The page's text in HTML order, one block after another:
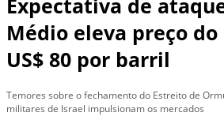
Expectativa de
Médio eleva preço
US$ 80 por barril
Temores sobre o fechamento do Estreito de
militares de Israel impulsionam os mercados